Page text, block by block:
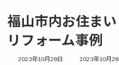
福山市内お住ま
リフォーム事例
2023年10月28日
最
2023年10月